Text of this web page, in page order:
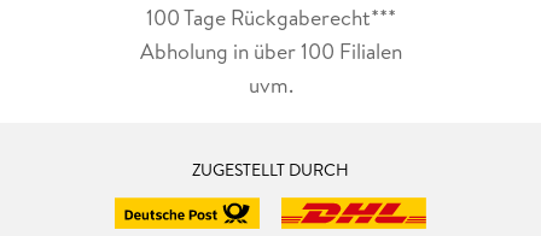
100 Tage Rückgaberecht***
Abholung in über 100 Filialen
uvm.
ZUGESTELLT DURCH